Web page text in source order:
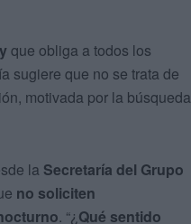
que obliga a todos los
sugiere que no se trata de
motivada por la búsqueda
la Secretaría del Grupo
no soliciten
. “¿ Qué sentido